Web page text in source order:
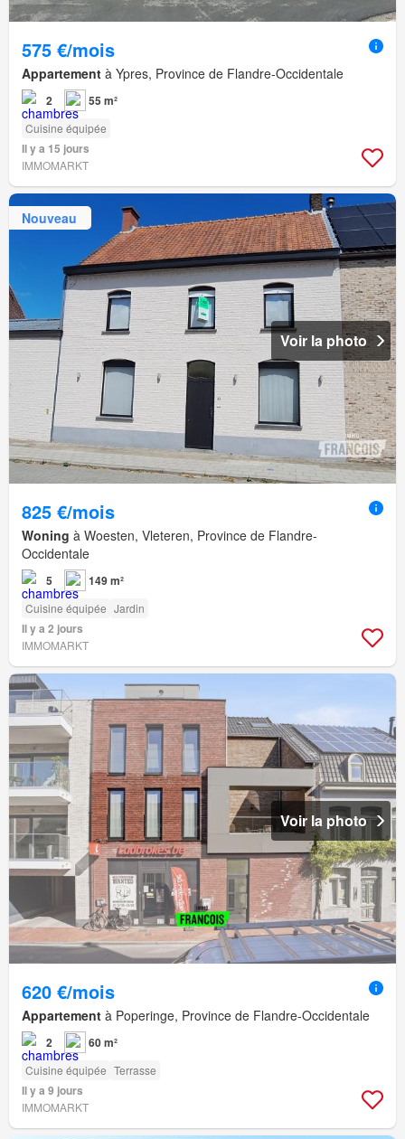
575 €/mois
Appartement à Ypres, Province de Flandre-Occidentale
2 55 m²
Cuisine équipée
Il y a 15 jours
IMMOMARKT
Nouveau
Voir la photo
825 €/mois
Woning à Woesten, Vleteren, Province de Flandre-
Occidentale
5 149 m²
Cuisine équipée Jardin
Il y a 2 jours
IMMOMARKT
Voir la photo
620 €/mois
Appartement à Poperinge, Province de Flandre-Occidentale
2 60 m²
Cuisine équipée Terrasse
Il y a 9 jours
IMMOMARKT